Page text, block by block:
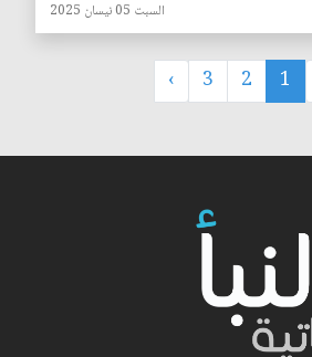
السبت 05 نيسان 2025
1
2
3
›